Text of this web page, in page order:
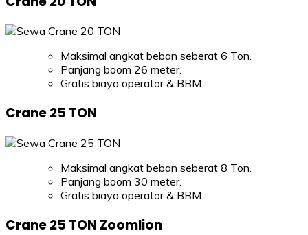
Maksimal angkat beban seberat 6 Ton.
Panjang boom 26 meter.
Gratis biaya operator & BBM.
Crane 25 TON
Maksimal angkat beban seberat 8 Ton.
Panjang boom 30 meter.
Gratis biaya operator & BBM.
Crane 25 TON Zoomlion